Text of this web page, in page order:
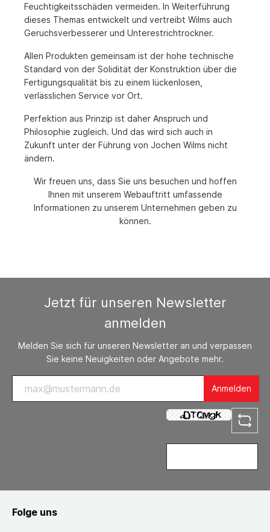
Feuchtigkeitsschäden vermeiden. In Weiterführung
dieses Themas entwickelt und vertreibt Wilms auch
Geruchsverbesserer und Unterestrichtrockner.
Allen Produkten gemeinsam ist der hohe technische
Standard von der Solidität der Konstruktion über die
Fertigungsqualität bis zu einem lückenlosen,
verlässlichen Service vor Ort.
Perfektion aus Prinzip ist daher Anspruch und
Philosophie zugleich. Und das wird sich auch in
Zukunft unter der Führung von Jochen Wilms nicht
ändern.
Wir freuen uns, dass Sie uns besuchen und hoffen
Ihnen mit unserem Webauftritt umfassende
Informationen zu unserem Unternehmen geben zu
können.
Jetzt für unseren Newsletter
anmelden
Melden Sie sich für unseren Newsletter an und verpassen
Sie keine Neuigkeiten oder Angebote mehr.
Anmelden
Folge uns